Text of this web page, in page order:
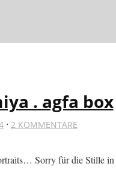
. agfa box
· 2 KOMMENTARE
Sorry für die Stille